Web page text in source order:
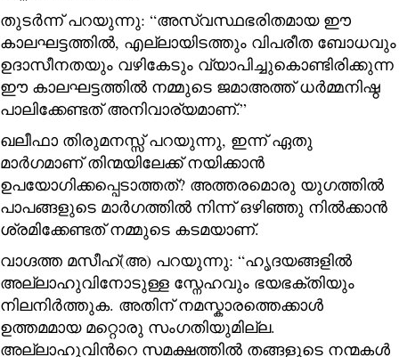
തുടര്‍ന്ന് പറയുന്നു: “അസ്വസ്ഥഭരിതമായ ഈ
കാലഘട്ടത്തിൽ, എല്ലായിടത്തും വിപരീത ബോധവും
ഉദാസീനതയും വഴികേടും വ്യാപിച്ചുകൊണ്ടിരിക്കുന്ന
ഈ കാലഘട്ടത്തിൽ നമ്മുടെ ജമാഅത്ത് ധർമ്മനിഷ്ഠ
പാലിക്കേണ്ടത് അനിവാര്യമാണ്.”
ഖലീഫാ തിരുമനസ്സ് പറയുന്നു, ഇന്ന് ഏതു
മാർഗമാണ് തിന്മയിലേക്ക് നയിക്കാൻ
ഉപയോഗിക്കപ്പെടാത്തത്? അത്തരമൊരു യുഗത്തിൽ
പാപങ്ങളുടെ മാർഗത്തിൽ നിന്ന് ഒഴിഞ്ഞു നിൽക്കാൻ
ശ്രമിക്കേണ്ടത് നമ്മുടെ കടമയാണ്.
വാഗ്ദത്ത മസീഹ്(അ) പറയുന്നു: “ഹൃദയങ്ങളിൽ
അല്ലാഹുവിനോടുള്ള സ്നേഹവും ഭയഭക്തിയും
നിലനിർത്തുക. അതിന് നമസ്കാരത്തെക്കാൾ
ഉത്തമമായ മറ്റൊരു സംഗതിയുമില്ല.
അല്ലാഹുവിന്‍റെ സമക്ഷത്തിൽ തങ്ങളുടെ നന്മകൾ